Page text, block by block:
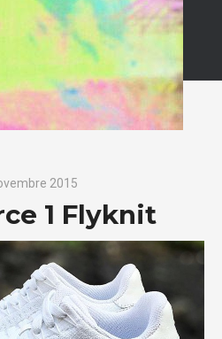
2015
1 Flyknit